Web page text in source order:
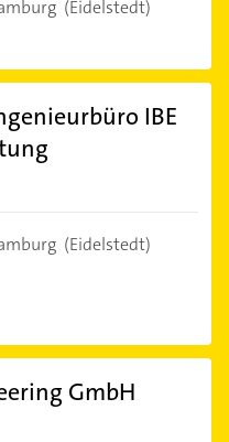
(Eidelstedt)
IBE
(Eidelstedt)
GmbH